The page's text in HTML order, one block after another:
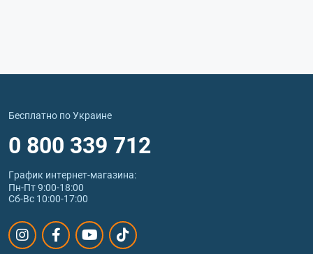
Бесплатно по Украине
0 800 339 712
График интернет‑магазина:
Пн-Пт 9:00-18:00
Сб-Вс 10:00-17:00